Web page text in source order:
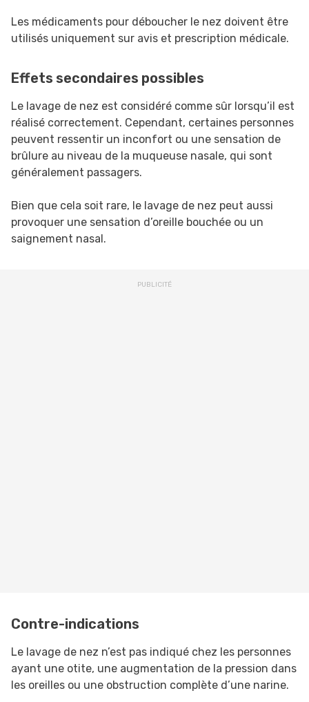
Les médicaments pour déboucher le nez doivent être
utilisés uniquement sur avis et prescription médicale.
Effets secondaires possibles
Le lavage de nez est considéré comme sûr lorsqu’il est
réalisé correctement. Cependant, certaines personnes
peuvent ressentir un inconfort ou une sensation de
brûlure au niveau de la muqueuse nasale, qui sont
généralement passagers.
Bien que cela soit rare, le lavage de nez peut aussi
provoquer une sensation d’oreille bouchée ou un
saignement nasal.
Contre-indications
Le lavage de nez n’est pas indiqué chez les personnes
ayant une otite, une augmentation de la pression dans
les oreilles ou une obstruction complète d’une narine.